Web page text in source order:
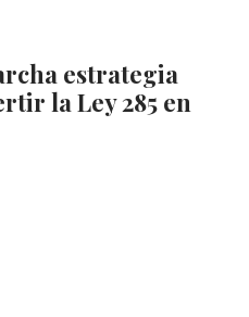
estrategia
la Ley 285 en